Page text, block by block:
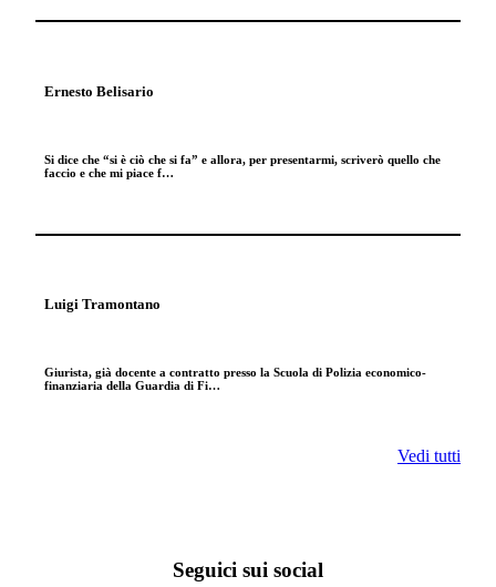
Ernesto Belisario
Si dice che “si è ciò che si fa” e allora, per presentarmi, scriverò quello che
faccio e che mi piace f…
Luigi Tramontano
Giurista, già docente a contratto presso la Scuola di Polizia economico-
finanziaria della Guardia di Fi…
Vedi tutti
Seguici sui social